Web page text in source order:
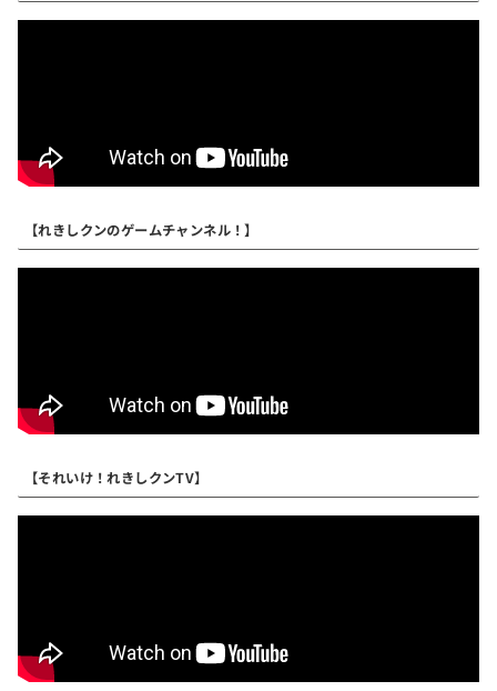
【れきしクンのゲームチャンネル！】
【それいけ！れきしクンTV】